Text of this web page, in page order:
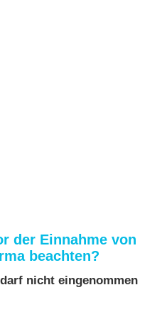
der Einnahme von
beachten?
nicht eingenommen